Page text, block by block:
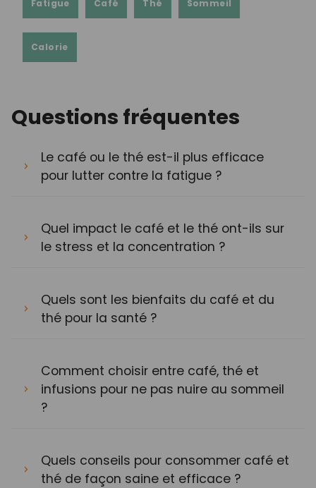
Fatigue Café Thé Sommeil
Calorie
Questions fréquentes
Le café ou le thé est-il plus efficace
pour lutter contre la fatigue ?
Quel impact le café et le thé ont-ils sur
le stress et la concentration ?
Quels sont les bienfaits du café et du
thé pour la santé ?
Comment choisir entre café, thé et
infusions pour ne pas nuire au sommeil
?
Quels conseils pour consommer café et
thé de façon saine et efficace ?